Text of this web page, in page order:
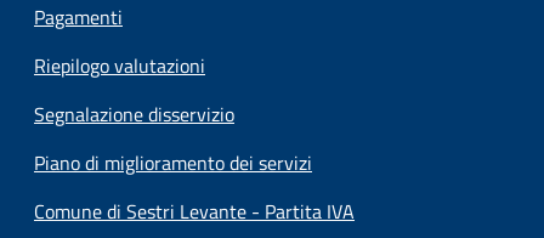
Pagamenti
Riepilogo valutazioni
Segnalazione disservizio
Piano di miglioramento dei servizi
Comune di Sestri Levante - Partita IVA